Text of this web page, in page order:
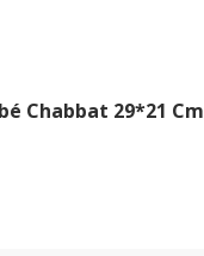
Chabbat 29*21 Cm